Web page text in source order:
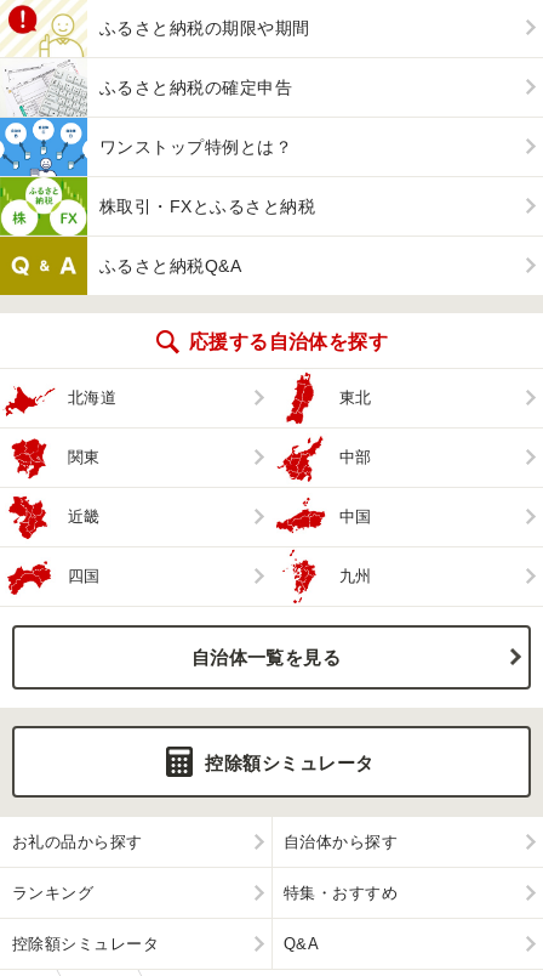
ふるさと納税の期限や期間
ふるさと納税の確定申告
ワンストップ特例とは？
株取引・FXとふるさと納税
ふるさと納税Q&A
応援する自治体を探す
北海道 東北
関東 中部
近畿 中国
四国 九州
自治体一覧を見る
控除額シミュレータ
お礼の品から探す 自治体から探す
ランキング 特集・おすすめ
控除額シミュレータ Q&A